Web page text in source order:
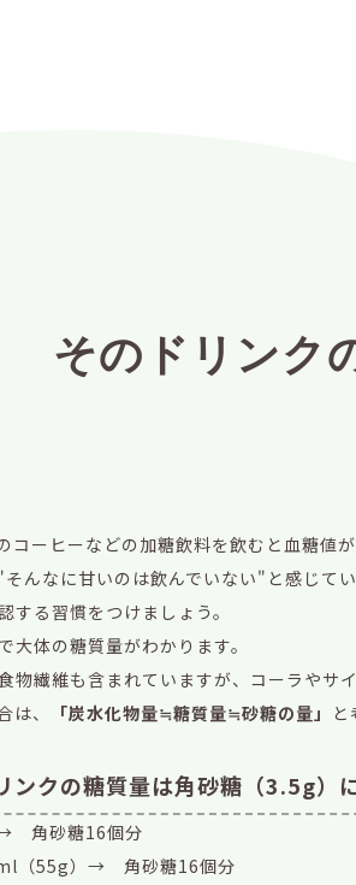
そのドリンク
コーヒーなどの加糖飲料を飲むと血糖値が
んなに甘いのは飲んでいない"と感じてい
する習慣をつけましょう。
大体の糖質量がわかります。
物繊維も含まれていますが、コーラやサ
、
「炭水化物量≒糖質量≒砂糖の量」 と
ンクの糖質量は角砂糖（3.5g）
角砂糖16個分
（55g）→ 角砂糖16個分